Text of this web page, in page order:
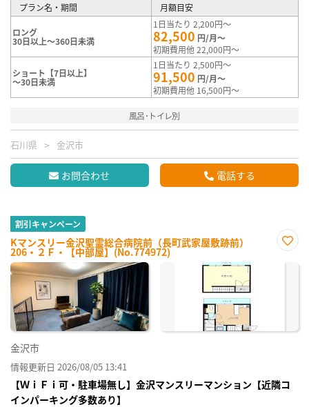
プラン名・期間 月額目安
ロング
30日以上～360日未満
1日当たり 2,200円～
82,500 円/月～
初期費用他 22,000円～
ショート【7日以上】
～30日未満
1日当たり 2,500円～
91,500 円/月～
初期費用他 16,500円～
風呂･トイレ別
石川県 金沢市
お問合わせ 電話する
割引キャンペーン
Kマンスリー金沢聖霊総合病院前（長町武家屋敷跡前）
206・２Ｆ・【中部屋】(No.774972)
に入
金沢市
情報更新日 2026/08/05 13:41
【ＷｉＦｉ可・駐車場無し】金沢マンスリーマンション【近隣コ
インパーキング多数あり】